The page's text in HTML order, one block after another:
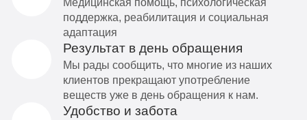
поддержка, реабилитация и социальная
адаптация
Результат в день обращения
Мы рады сообщить, что многие из наших
клиентов прекращают употребление
веществ уже в день обращения к нам.
Удобство и забота